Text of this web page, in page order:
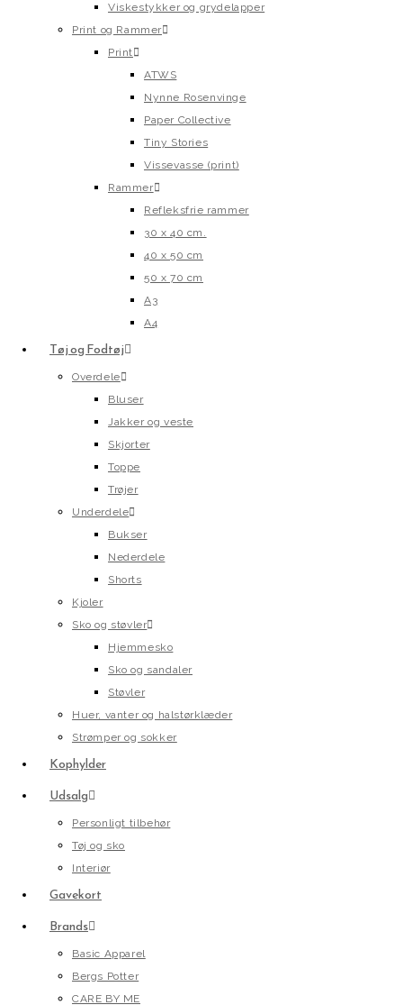
Viskestykker og grydelapper
Print og Rammer
Print
ATWS
Nynne Rosenvinge
Paper Collective
Tiny Stories
Vissevasse (print)
Rammer
Refleksfrie rammer
30 x 40 cm.
40 x 50 cm
50 x 70 cm
A3
A4
Tøj og Fodtøj
Overdele
Bluser
Jakker og veste
Skjorter
Toppe
Trøjer
Underdele
Bukser
Nederdele
Shorts
Kjoler
Sko og støvler
Hjemmesko
Sko og sandaler
Støvler
Huer, vanter og halstørklæder
Strømper og sokker
Kophylder
Udsalg
Personligt tilbehør
Tøj og sko
Interiør
Gavekort
Brands
Basic Apparel
Bergs Potter
CARE BY ME